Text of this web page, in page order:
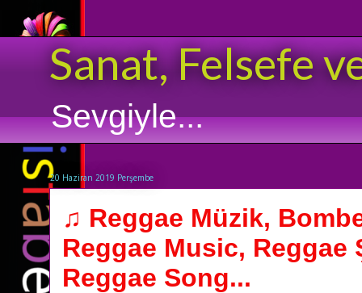
Sanat, Felsefe
Sevgiyle...
20 Haziran 2019 Perşembe
♫ Reggae Müzik,
Reggae Music, Reggae
Reggae Song...